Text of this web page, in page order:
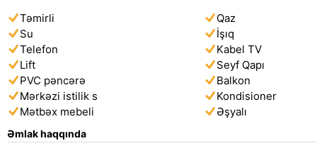
Təmirli
Qaz
Su
İşıq
Telefon
Kabel TV
Lift
Seyf Qapı
PVC pəncərə
Balkon
Mərkəzi istilik s
Kondisioner
Mətbəx mebeli
Əşyalı
Əmlak haqqında